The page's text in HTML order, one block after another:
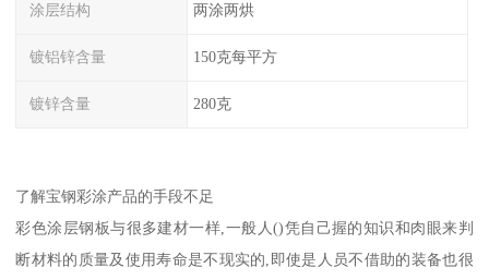
涂层结构 两涂两烘
镀铝锌含量 150克每平方
镀锌含量 280克
了解宝钢彩涂产品的手段不足
彩色涂层钢板与很多建材一样,一般人()凭自己握的知识和肉眼来判
断材料的质量及使用寿命是不现实的,即使是人员不借助的装备也很